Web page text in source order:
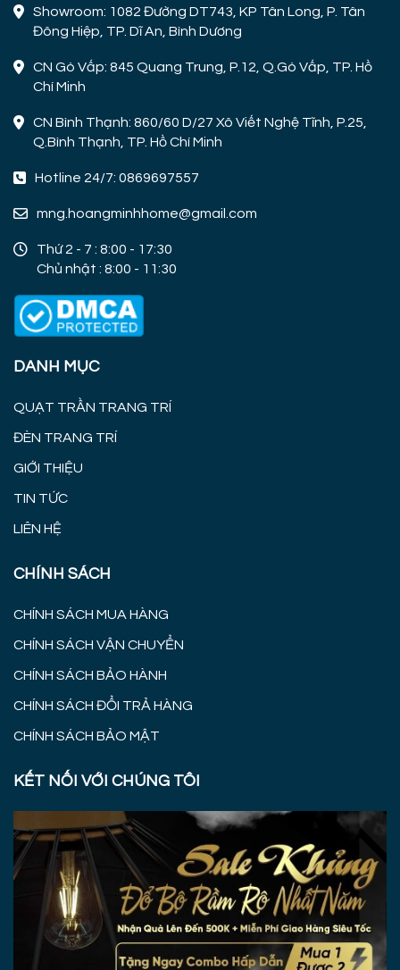
Showroom: 1082 Đường DT743, KP Tân Long, P. Tân
Đông Hiệp, TP. Dĩ An, Bình Dương
CN Gò Vấp: 845 Quang Trung, P.12, Q.Gò Vấp, TP. Hồ
Chí Minh
CN Bình Thạnh: 860/60 D/27 Xô Viết Nghệ Tĩnh, P.25,
Q.Bình Thạnh, TP. Hồ Chí Minh
Hotline 24/7: 0869697557
mng.hoangminhhome@gmail.com
Thứ 2 - 7 : 8:00 - 17:30
Chủ nhật : 8:00 - 11:30
DANH MỤC
QUẠT TRẦN TRANG TRÍ
ĐÈN TRANG TRÍ
GIỚI THIỆU
TIN TỨC
LIÊN HỆ
CHÍNH SÁCH
CHÍNH SÁCH MUA HÀNG
CHÍNH SÁCH VẬN CHUYỂN
CHÍNH SÁCH BẢO HÀNH
CHÍNH SÁCH ĐỔI TRẢ HÀNG
CHÍNH SÁCH BẢO MẬT
KẾT NỐI VỚI CHÚNG TÔI